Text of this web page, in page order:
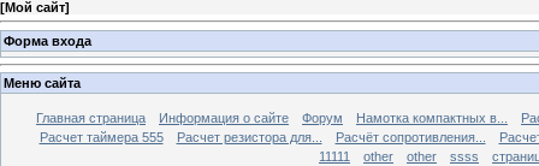
[Мой сайт]
Форма входа
Меню сайта
Главная страница Информация о сайте Форум Намотка компактных в...
Расчет таймера 555
Расчет резистора для... Расчёт сопротивления...
11111
other other ssss